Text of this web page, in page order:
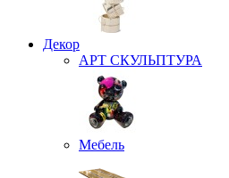
Декор
АРТ СКУЛЬПТУРА
Мебель